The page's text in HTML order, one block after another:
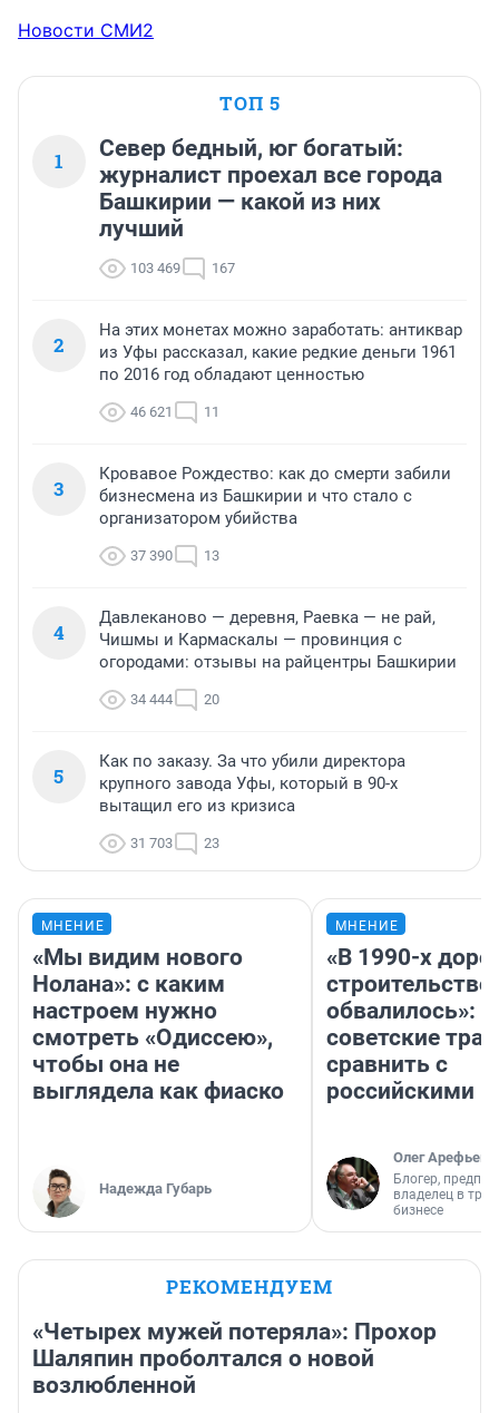
Новости СМИ2
ТОП 5
1
Север бедный, юг богатый:
журналист проехал все города
Башкирии — какой из них
лучший
103 469 167
2
На этих монетах можно заработать: антиквар
из Уфы рассказал, какие редкие деньги 1961
по 2016 год обладают ценностью
46 621 11
3
Кровавое Рождество: как до смерти забили
бизнесмена из Башкирии и что стало с
организатором убийства
37 390 13
4
Давлеканово — деревня, Раевка — не рай,
Чишмы и Кармаскалы — провинция с
огородами: отзывы на райцентры Башкирии
34 444 20
5
Как по заказу. За что убили директора
крупного завода Уфы, который в 90-х
вытащил его из кризиса
31 703 23
МНЕНИЕ
«Мы видим нового
Нолана»: с каким
настроем нужно
смотреть «Одиссею»,
чтобы она не
выглядела как фиаско
Надежда Губарь
МНЕНИЕ
«В 1990-х
строительство
обвалилось»:
советские
сравнить с
российскими
Олег Арефьев
Блогер,
владелец в
бизнесе
РЕКОМЕНДУЕМ
«Четырех мужей потеряла»: Прохор
Шаляпин проболтался о новой
возлюбленной